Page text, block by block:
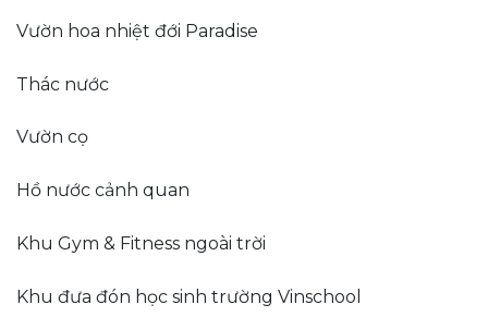
Vườn hoa nhiệt đới Paradise
Thác nước
Vườn cọ
Hồ nước cảnh quan
Khu Gym & Fitness ngoài trời
Khu đưa đón học sinh trường Vinschool